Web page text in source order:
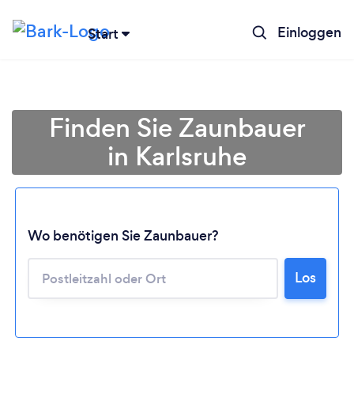
Start Einloggen
Finden Sie Zaunbauer
in Karlsruhe
Wo benötigen Sie Zaunbauer?
Los